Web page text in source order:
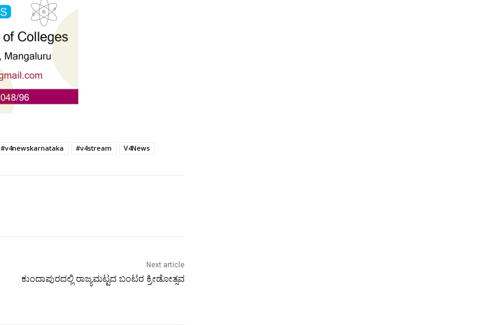
#v4newskarnataka #v4stream V4News
Next article
ಕುಂದಾಪುರದಲ್ಲಿ ರಾಜ್ಯಮಟ್ಟದ ಬಂಟರ ಕ್ರೀಡೋತ್ಸವ